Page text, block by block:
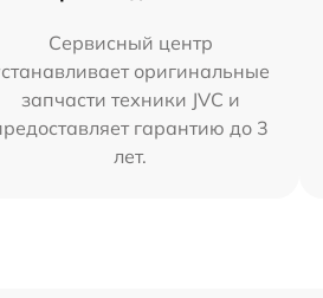
Сервисный центр
оригинальные
запчасти техники JVC и
гарантию до 3
лет.